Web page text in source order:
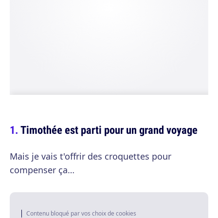
Timothée est parti pour un grand voyage
Mais je vais t'offrir des croquettes pour
compenser ça…
Contenu bloqué par vos choix de cookies